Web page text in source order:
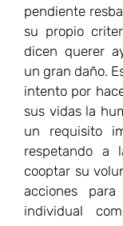
individual
o
cosas
finalmente,
que
sesgados
por sus propios
indicio de
querer
propios para
actitud se